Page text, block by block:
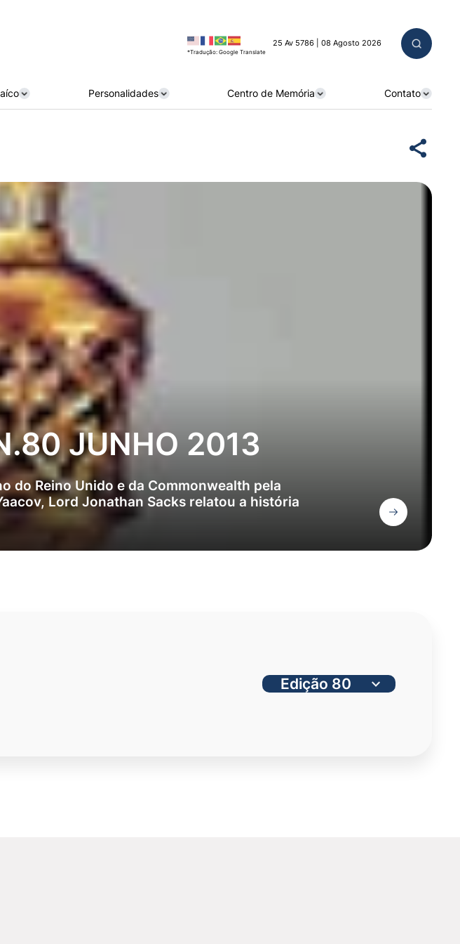
*Tradução: Google Translate
25 Av 5786 | 08 Agosto 2026
Personalidades Centro de Memória Contato
JUNHO 2013
do Reino Unido e da Commonwealth pela
Lord Jonathan Sacks relatou a história
Commonwealth pela primeira vez no Brasil. No discurso que proferiu na